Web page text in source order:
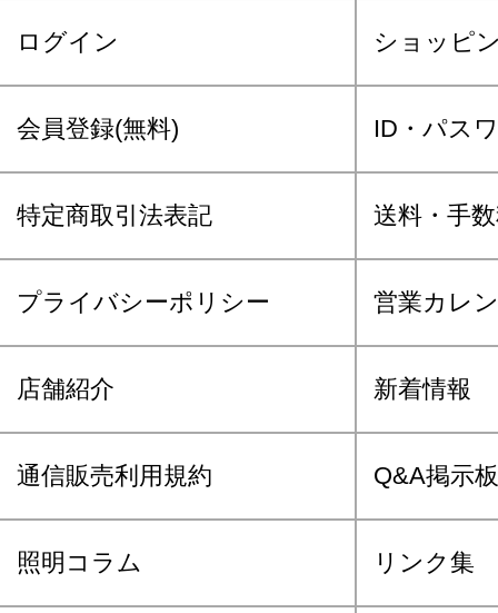
ログイン ショッピ
会員登録(無料) ID・パス
特定商取引法表記 送料・手
プライバシーポリシー 営業カレ
店舗紹介 新着情報
通信販売利用規約 Q&A掲示板
照明コラム リンク集